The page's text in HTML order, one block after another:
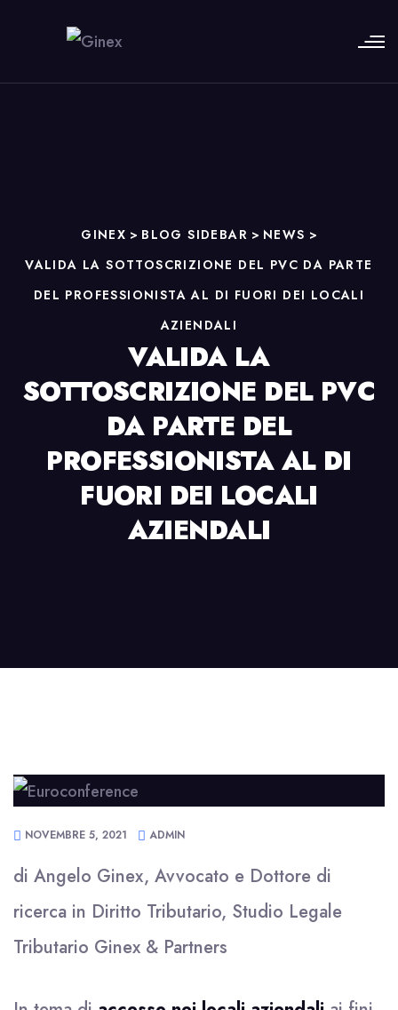
GINEX > BLOG SIDEBAR > NEWS >
VALIDA LA SOTTOSCRIZIONE DEL PVC DA PARTE
DEL PROFESSIONISTA AL DI FUORI DEI LOCALI
AZIENDALI
VALIDA LA
SOTTOSCRIZIONE DEL PVC
DA PARTE DEL
PROFESSIONISTA AL DI
FUORI DEI LOCALI
AZIENDALI
NOVEMBRE 5, 2021 ADMIN
di Angelo Ginex, Avvocato e Dottore di
ricerca in Diritto Tributario, Studio Legale
Tributario Ginex & Partners